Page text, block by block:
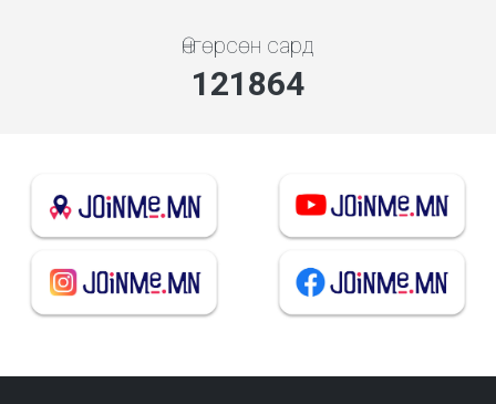
Өнгөрсөн сард
131238